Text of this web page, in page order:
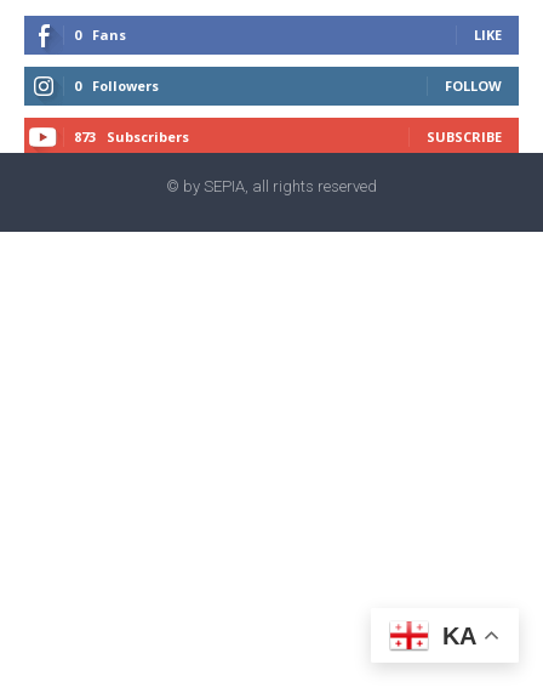
0 Fans LIKE
0 Followers FOLLOW
873 Subscribers SUBSCRIBE
© by SEPIA, all rights reserved
KA